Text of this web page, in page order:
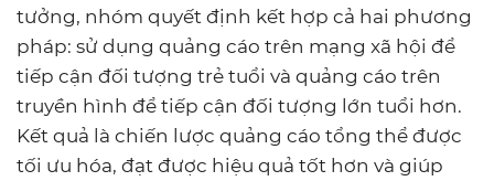
tưởng, nhóm quyết định kết hợp cả hai phương
pháp: sử dụng quảng cáo trên mạng xã hội để
tiếp cận đối tượng trẻ tuổi và quảng cáo trên
truyền hình để tiếp cận đối tượng lớn tuổi hơn.
Kết quả là chiến lược quảng cáo tổng thể được
tối ưu hóa, đạt được hiệu quả tốt hơn và giúp